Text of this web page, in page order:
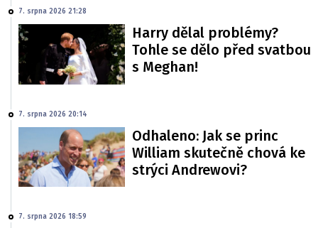
7. srpna 2026 21:28
Harry dělal problémy?
Tohle se dělo před svatbou
s Meghan!
7. srpna 2026 20:14
Odhaleno: Jak se princ
William skutečně chová ke
strýci Andrewovi?
7. srpna 2026 18:59